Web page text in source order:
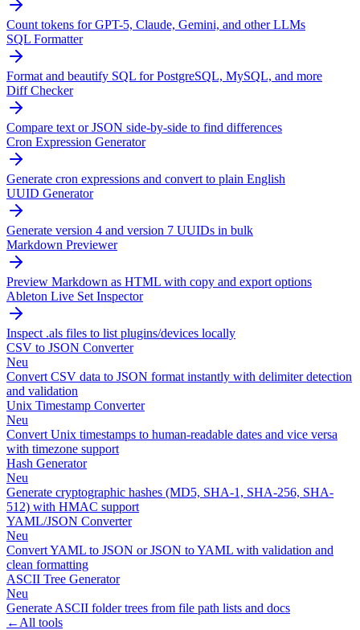
Count tokens for GPT-5, Claude, Gemini, and other LLMs
SQL Formatter
Format and beautify SQL for PostgreSQL, MySQL, and more
Diff Checker
Compare text or JSON side-by-side to find differences
Cron Expression Generator
Generate cron expressions and convert to plain English
UUID Generator
Generate version 4 and version 7 UUIDs in bulk
Markdown Previewer
Preview Markdown as HTML with copy and export options
Ableton Live Set Inspector
Inspect .als files to list plugins/devices locally
CSV to JSON Converter
Neu
Convert CSV data to JSON format instantly with delimiter detection
and validation
Unix Timestamp Converter
Neu
Convert Unix timestamps to human-readable dates and vice versa
with timezone support
Hash Generator
Neu
Generate cryptographic hashes (MD5, SHA-1, SHA-256, SHA-
512) with HMAC support
YAML/JSON Converter
Neu
Convert YAML to JSON or JSON to YAML with validation and
clean formatting
ASCII Tree Generator
Neu
Generate ASCII folder trees from file path lists and docs
← All tools